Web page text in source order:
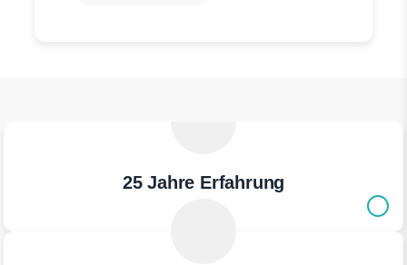
25 Jahre Erfahrung